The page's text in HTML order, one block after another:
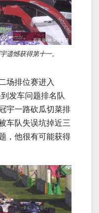
遗憾获得第十一。
场排位赛进入
发车问题排名队
宇一路砍瓜切菜排
车队失误坑掉近三
，他很有可能获得